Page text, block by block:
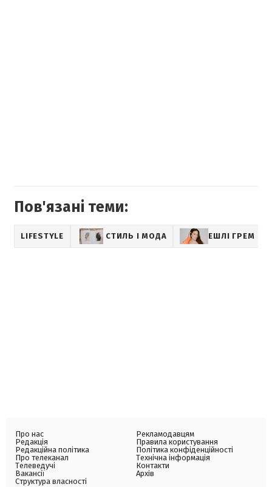
Пов'язані теми:
LIFESTYLE СТИЛЬ І МОДА ЕШЛІ ГРЕМ
Про нас
Редакція
Редакційна політика
Про телеканал
Телеведучі
Вакансії
Структура власності
Рекламодавцям
Правила користування
Політика конфіденційності
Технічна інформація
Контакти
Архів